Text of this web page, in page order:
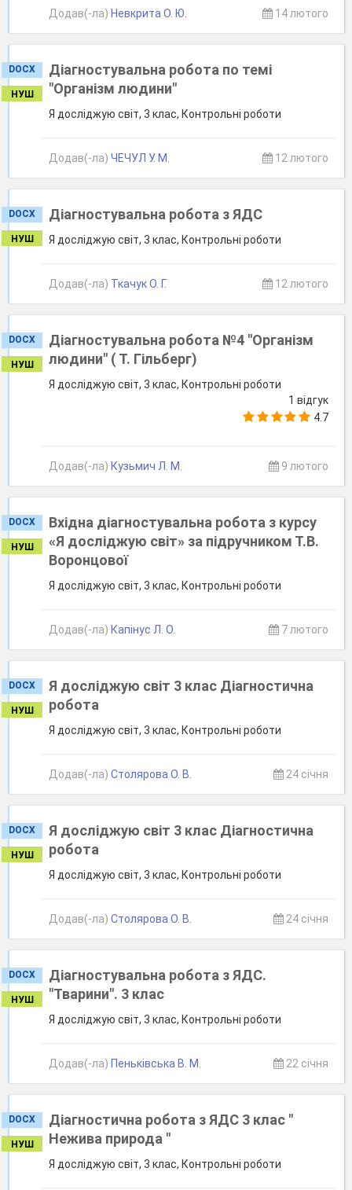
Додав(-ла) Невкрита О. Ю. 14 лютого
DOCX
НУШ
Діагностувальна робота по темі
"Організм людини"
Я досліджую світ, 3 клас, Контрольні роботи
Додав(-ла) ЧЕЧУЛ У. М. 12 лютого
DOCX
НУШ
Діагностувальна робота з ЯДС
Я досліджую світ, 3 клас, Контрольні роботи
Додав(-ла) Ткачук О. Г. 12 лютого
DOCX
НУШ
Діагностувальна робота №4 "Організм
людини" ( Т. Гільберг)
Я досліджую світ, 3 клас, Контрольні роботи
1 відгук
4.7
Додав(-ла) Кузьмич Л. М. 9 лютого
DOCX
НУШ
Вхідна діагностувальна робота з курсу
«Я досліджую світ» за підручником Т.В.
Воронцової
Я досліджую світ, 3 клас, Контрольні роботи
Додав(-ла) Капінус Л. О. 7 лютого
DOCX
НУШ
Я досліджую світ 3 клас Діагностична
робота
Я досліджую світ, 3 клас, Контрольні роботи
Додав(-ла) Столярова О. В. 24 січня
DOCX
НУШ
Я досліджую світ 3 клас Діагностична
робота
Я досліджую світ, 3 клас, Контрольні роботи
Додав(-ла) Столярова О. В. 24 січня
DOCX
НУШ
Діагностувальна робота з ЯДС.
"Тварини". 3 клас
Я досліджую світ, 3 клас, Контрольні роботи
Додав(-ла) Пеньківська В. М. 22 січня
DOCX
НУШ
Діагностична робота з ЯДС 3 клас "
Нежива природа "
Я досліджую світ, 3 клас, Контрольні роботи